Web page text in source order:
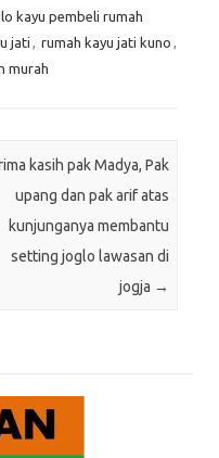
kayu pembeli rumah
jati , rumah kayu jati kuno ,
murah
kasih pak Madya, Pak
upang dan pak arif atas
kunjunganya membantu
setting joglo lawasan di
jogja →